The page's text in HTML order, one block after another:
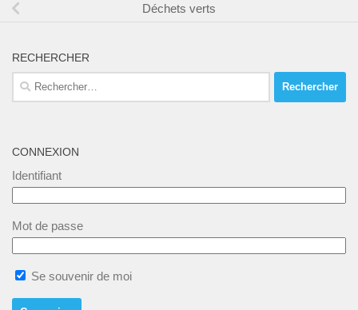
Déchets verts
RECHERCHER
Rechercher :
CONNEXION
Identifiant
Mot de passe
Se souvenir de moi